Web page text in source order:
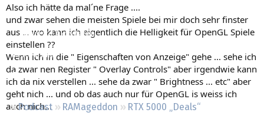
Neue Beiträge
Neueste Aktivitäten
Leserartikel
Regeln
Podcast RAMageddon
RTX 5000 „Deals“
Also ich hätte da mal´ne Frage ....
und zwar sehen die meisten Spiele bei mir doch sehr finster
aus ... wo kann ich eigentlich die Helligkeit für OpenGL Spiele
einstellen ??
Wenn ich in die " Eigenschaften von Anzeige" gehe ... sehe ich
da zwar nen Register " Overlay Controls" aber irgendwie kann
ich da nix verstellen ... sehe da zwar " Brightness ... etc" aber
geht nich ... und ob das auch nur für OpenGL is weiss ich
auch nich...